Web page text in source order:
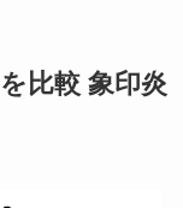
比較 象印炎